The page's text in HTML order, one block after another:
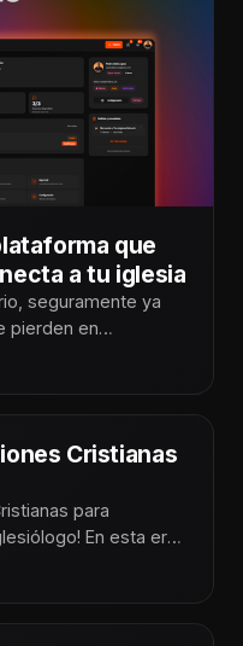
que
a tu iglesia
seguramente ya
pierden en
Cristianas
para
se han